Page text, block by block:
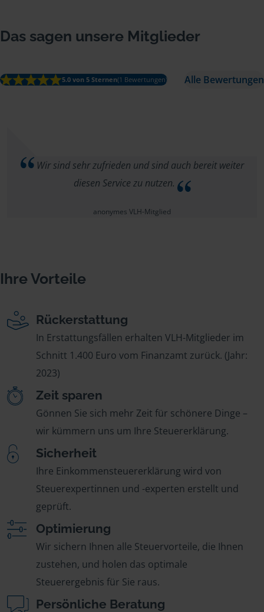
Das sagen unsere Mitglieder
5.0 von 5 Sternen(1 Bewertungen) Alle Bewertungen
Wir sind sehr zufrieden und sind auch bereit weiter
diesen Service zu nutzen.
anonymes VLH-Mitglied
Ihre Vorteile
Rückerstattung
In Erstattungsfällen erhalten VLH-Mitglieder im
Schnitt 1.400 Euro vom Finanzamt zurück. (Jahr:
2023)
Zeit sparen
Gönnen Sie sich mehr Zeit für schönere Dinge –
wir kümmern uns um Ihre Steuererklärung.
Sicherheit
Ihre Einkommensteuererklärung wird von
Steuerexpertinnen und -experten erstellt und
geprüft.
Optimierung
Wir sichern Ihnen alle Steuervorteile, die Ihnen
zustehen, und holen das optimale
Steuerergebnis für Sie raus.
Persönliche Beratung